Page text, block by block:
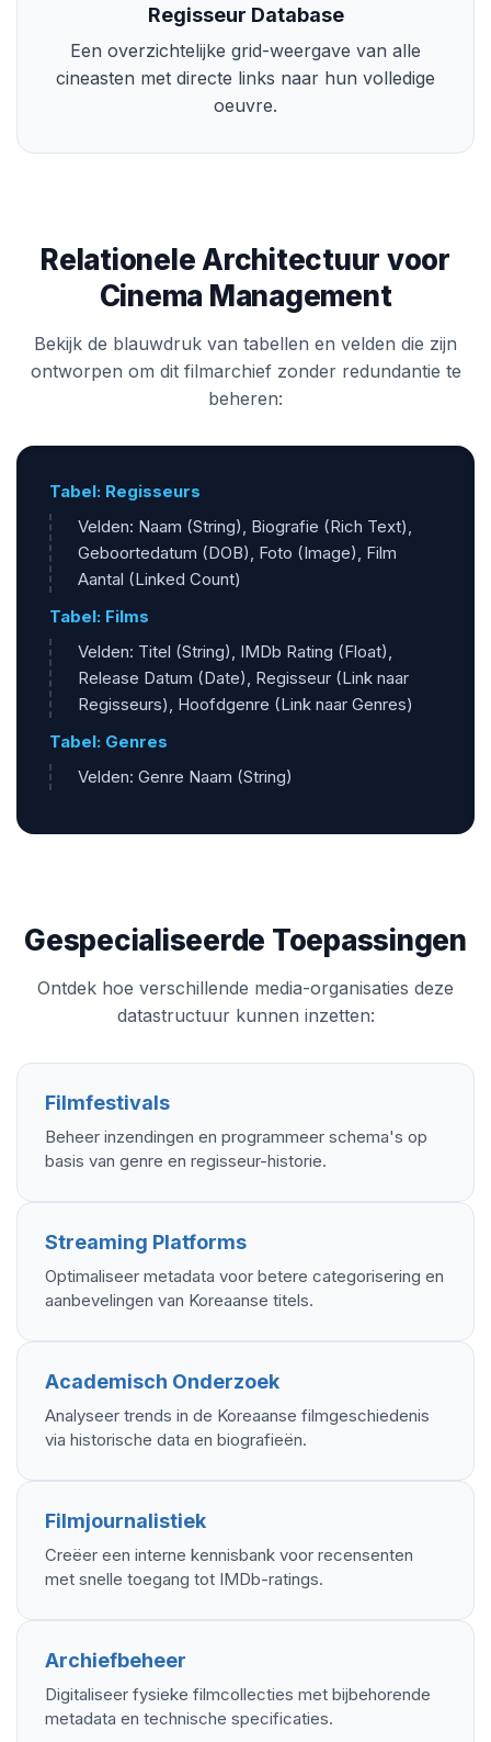
Regisseur Database
Een overzichtelijke grid-weergave van alle
cineasten met directe links naar hun volledige
oeuvre.
Relationele Architectuur voor
Cinema Management
Bekijk de blauwdruk van tabellen en velden die zijn
ontworpen om dit filmarchief zonder redundantie te
beheren:
Tabel: Regisseurs
Velden: Naam (String), Biografie (Rich Text),
Geboortedatum (DOB), Foto (Image), Film
Aantal (Linked Count)
Tabel: Films
Velden: Titel (String), IMDb Rating (Float),
Release Datum (Date), Regisseur (Link naar
Regisseurs), Hoofdgenre (Link naar Genres)
Tabel: Genres
Velden: Genre Naam (String)
Gespecialiseerde Toepassingen
Ontdek hoe verschillende media-organisaties deze
datastructuur kunnen inzetten:
Filmfestivals
Beheer inzendingen en programmeer schema's op
basis van genre en regisseur-historie.
Streaming Platforms
Optimaliseer metadata voor betere categorisering en
aanbevelingen van Koreaanse titels.
Academisch Onderzoek
Analyseer trends in de Koreaanse filmgeschiedenis
via historische data en biografieën.
Filmjournalistiek
Creëer een interne kennisbank voor recensenten
met snelle toegang tot IMDb-ratings.
Archiefbeheer
Digitaliseer fysieke filmcollecties met bijbehorende
metadata en technische specificaties.